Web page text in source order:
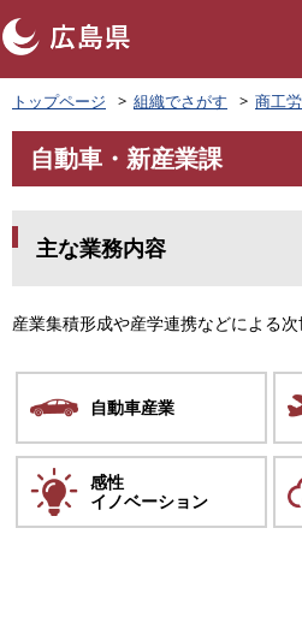
ペ
ー
ジ
先
トップページ 組織でさがす 商工
文
自動車・新産業課
主な業務内容
産業集積形成や産学連携などによる
自動車産業
感性
イノベーション